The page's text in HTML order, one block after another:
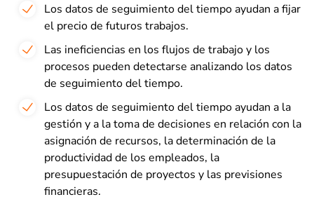
Los datos de seguimiento del tiempo ayudan a fijar
el precio de futuros trabajos.
Las ineficiencias en los flujos de trabajo y los
procesos pueden detectarse analizando los datos
de seguimiento del tiempo.
Los datos de seguimiento del tiempo ayudan a la
gestión y a la toma de decisiones en relación con la
asignación de recursos, la determinación de la
productividad de los empleados, la
presupuestación de proyectos y las previsiones
financieras.